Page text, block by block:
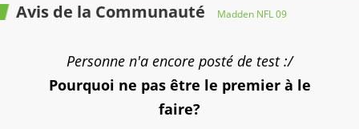
Avis de la Communauté Madden NFL 09
Personne n'a encore posté de test :/
Pourquoi ne pas être le premier à le
faire?